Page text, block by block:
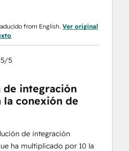
from English.Ver original
5/5
de integración
conexión de
de integración
ha multiplicado por 10 la